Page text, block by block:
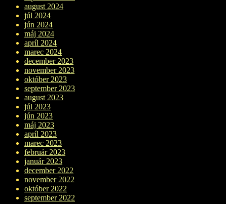
august 2024
júl 2024
jún 2024
máj 2024
apríl 2024
marec 2024
december 2023
november 2023
október 2023
september 2023
august 2023
júl 2023
jún 2023
máj 2023
apríl 2023
marec 2023
február 2023
január 2023
december 2022
november 2022
október 2022
september 2022